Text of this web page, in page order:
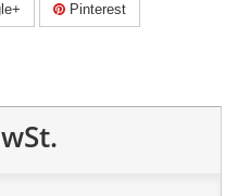
Pinterest